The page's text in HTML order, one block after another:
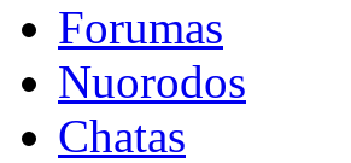
Forumas
Nuorodos
Chatas